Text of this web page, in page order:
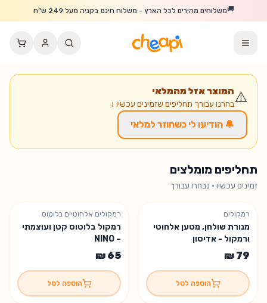
דלג לתוכן הראשי
🚚משלוחים מהירים לכל הארץ - משלוח חינם בקניה מעל 249 ש"ח
⚠️המוצר אזל מהמלאי
בחרנו עבורך תחליפים שזמינים עכשיו ↓
🔔 הודיעו לי כשחוזר למלאי
תחליפים מומלצים
זמינים עכשיו · נבחרו עבורך
רמקולים
מנורת שולחן, מטען אלחוטי
ורמקול - אדיסון
הוספה לסל
רמקולים אלחוטיים בלוטוס
רמקול בלוטוס קטן ועוצמתי
– NINO
הוספה לסל